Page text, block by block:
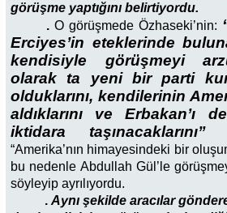
görüşme yaptığını belirtiyordu.
. O görüşmede Özhaseki’nin:
Erciyes’in eteklerinde
kendisiyle görüşmeyi
olarak ta yeni bir parti
olduklarını, kendilerinin
aldıklarını ve Erbakan’ı
iktidara
“Amerika’nın himayesindeki bir
bu nedenle Abdullah Gül’le
söyleyip ayrılıyordu.
. Aynı şekilde aracılar